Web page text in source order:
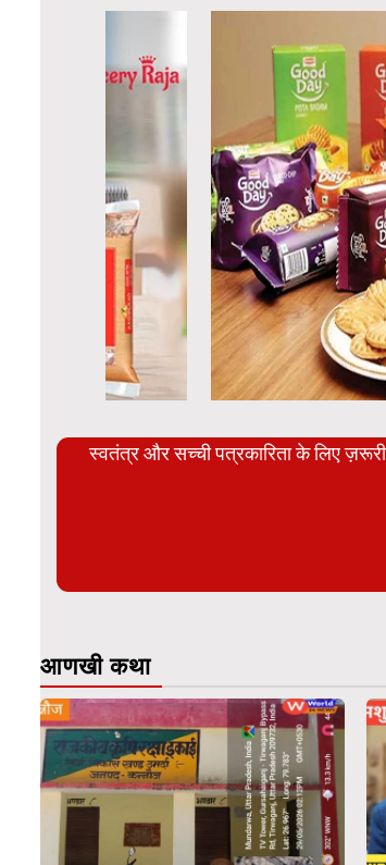
स्वतंत्र और सच्ची पत्रकारिता के लिए
आणखी कथा